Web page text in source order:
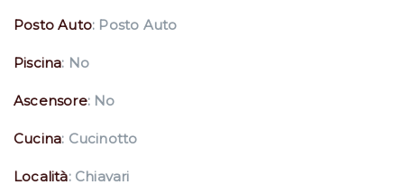
Posto Auto: Posto Auto
Piscina: No
Ascensore: No
Cucina: Cucinotto
Località: Chiavari